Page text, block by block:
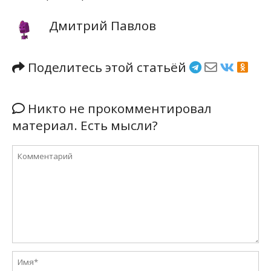
Дмитрий Павлов
Поделитесь этой статьёй
Никто не прокомментировал
материал. Есть мысли?